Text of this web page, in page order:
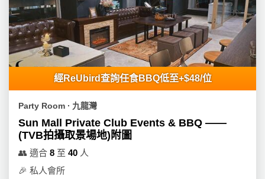
務
及
產
品
分
a
t
y
經ReUbird查詢任食BBQ低至+$48/位
Party Room ∙ 九龍灣
Sun Mall Private Club Events & BBQ ——
(TVB拍攝取景場地)附圖
👥 適合 8 至 40 人
🎉 私人會所